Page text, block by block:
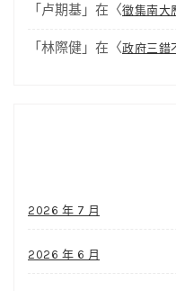
「 卢期基 」在〈徵集南大
「 林際健 」在〈政府三錯
2026 年 7 月
2026 年 6 月